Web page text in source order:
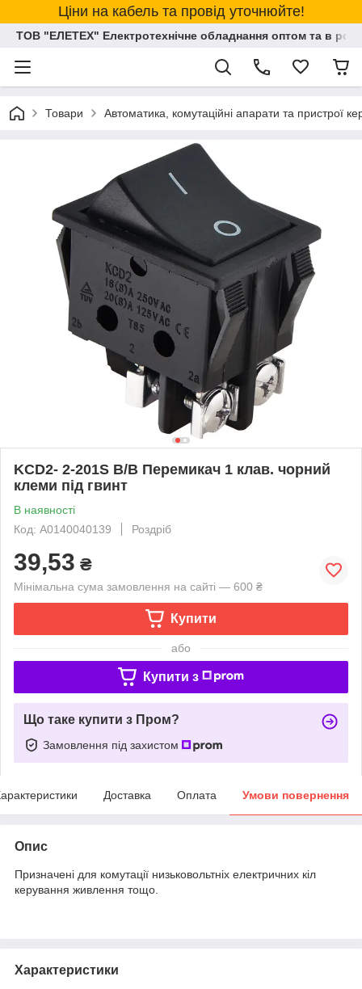
Ціни на кабель та провід уточнюйте!
ТОВ "ЕЛЕТЕХ" Електротехнічне обладнання оптом та в
Товари Автоматика, комутаційні апарати та пристрої
KCD2- 2-201S B/B Перемикач 1 клав. чорний
клеми під гвинт
В наявності
Код: A0140040139
Роздріб
39,53 ₴
Мінімальна сума замовлення на сайті — 600 ₴
Купити
або
Купити з
Що таке купити з Пром?
Замовлення під захистом
Доставка Оплата Умови повернення
Опис
Призначені для комутації низьковольтніх електричних кіл
керування живлення тощо.
Характеристики